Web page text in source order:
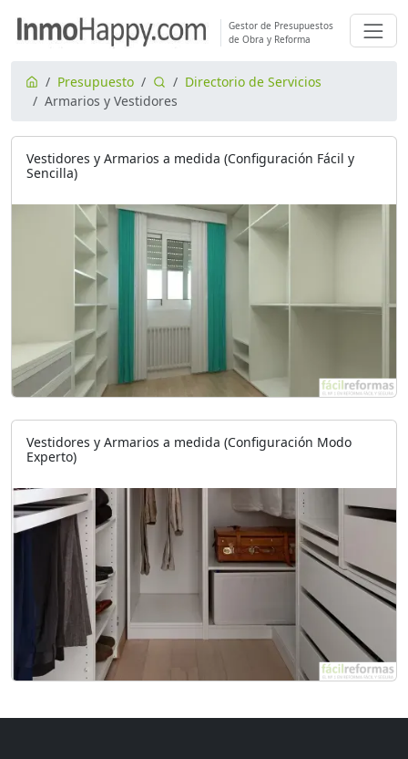
Gestor de Presupuestos
de Obra y Reforma
Presupuesto
Directorio de Servicios
Armarios y Vestidores
Vestidores y Armarios a medida (Configuración Fácil y
Sencilla)
Vestidores y Armarios a medida (Configuración Modo
Experto)